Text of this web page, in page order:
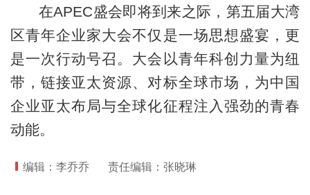
在APEC盛会即将到来之际，第五届大湾
区青年企业家大会不仅是一场思想盛宴，更
是一次行动号召。大会以青年科创力量为纽
带，链接亚太资源、对标全球市场，为中国
企业亚太布局与全球化征程注入强劲的青春
动能。
编辑：李乔乔 责任编辑：张晓琳